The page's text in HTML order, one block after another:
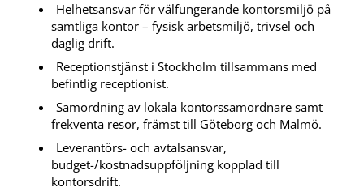
Helhetsansvar för välfungerande kontorsmiljö på
samtliga kontor – fysisk arbetsmiljö, trivsel och
daglig drift.
Receptionstjänst i Stockholm tillsammans med
befintlig receptionist.
Samordning av lokala kontorssamordnare samt
frekventa resor, främst till Göteborg och Malmö.
Leverantörs- och avtalsansvar,
budget-/kostnadsuppföljning kopplad till
kontorsdrift.